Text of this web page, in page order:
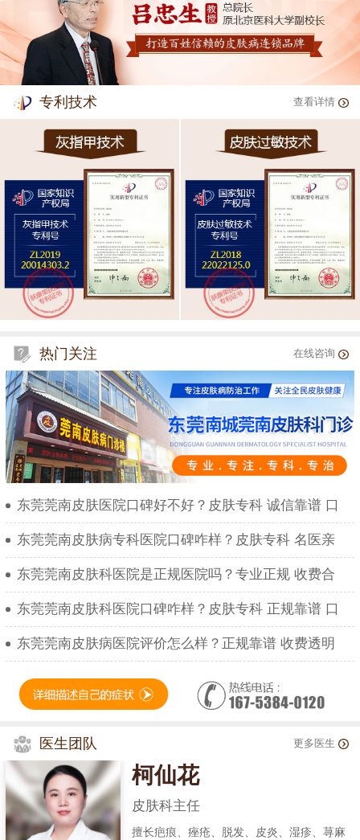
专利技术 查看详情
热门关注 在线咨询
东莞莞南皮肤医院口碑好不好？皮肤专科 诚信靠谱 口
东莞莞南皮肤病专科医院口碑咋样？皮肤专科 名医亲
东莞莞南皮肤科医院是正规医院吗？专业正规 收费合
东莞莞南皮肤科医院口碑咋样？皮肤专科 正规靠谱 口
东莞莞南皮肤病医院评价怎么样？正规靠谱 收费透明
医生团队 更多医生
柯仙花
皮肤科主任
擅长疤痕、痤疮、脱发、皮炎、湿疹、荨麻